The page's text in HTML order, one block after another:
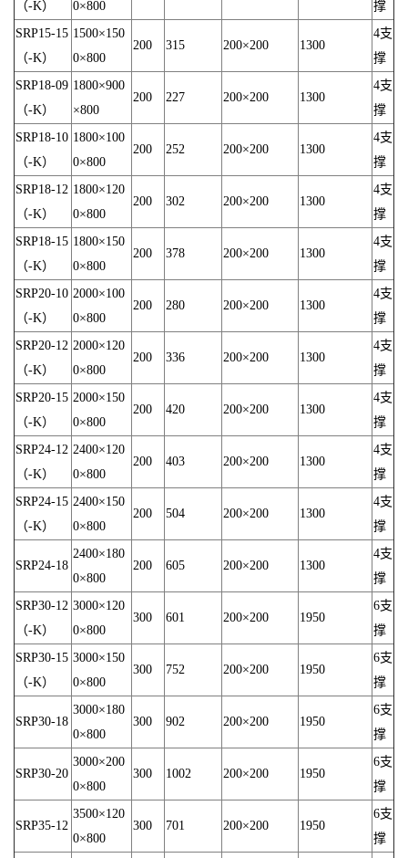
（-K） 0×800
撑
SRP15-15
（-K）
1500×150
0×800
200 315 200×200 1300
4支
撑
SRP18-09
（-K）
1800×900
×800
200 227 200×200 1300
4支
撑
SRP18-10
（-K）
1800×100
0×800
200 252 200×200 1300
4支
撑
SRP18-12
（-K）
1800×120
0×800
200 302 200×200 1300
4支
撑
SRP18-15
（-K）
1800×150
0×800
200 378 200×200 1300
4支
撑
SRP20-10
（-K）
2000×100
0×800
200 280 200×200 1300
4支
撑
SRP20-12
（-K）
2000×120
0×800
200 336 200×200 1300
4支
撑
SRP20-15
（-K）
2000×150
0×800
200 420 200×200 1300
4支
撑
SRP24-12
（-K）
2400×120
0×800
200 403 200×200 1300
4支
撑
SRP24-15
（-K）
2400×150
0×800
200 504 200×200 1300
4支
撑
SRP24-18
2400×180
0×800
200 605 200×200 1300
4支
撑
SRP30-12
（-K）
3000×120
0×800
300 601 200×200 1950
6支
撑
SRP30-15
（-K）
3000×150
0×800
300 752 200×200 1950
6支
撑
SRP30-18
3000×180
0×800
300 902 200×200 1950
6支
撑
SRP30-20
3000×200
0×800
300 1002 200×200 1950
6支
撑
SRP35-12
3500×120
0×800
300 701 200×200 1950
6支
撑